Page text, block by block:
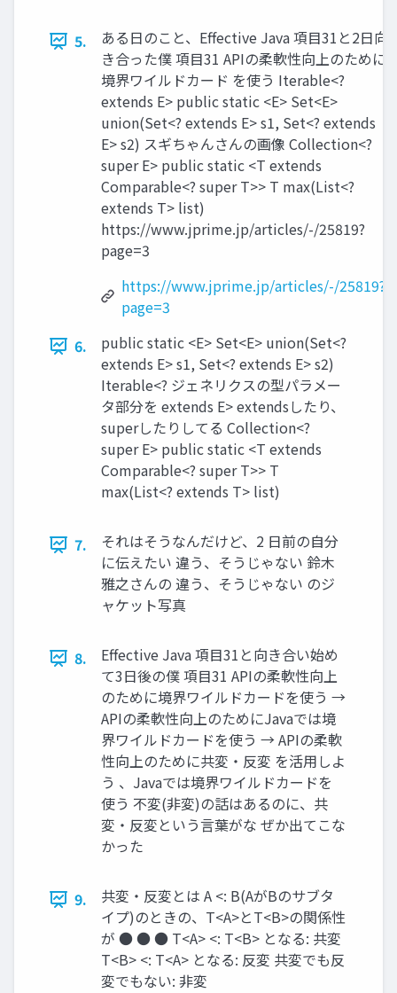
5.
ある日のこと、Effective Java 項目31と2日向
き合った僕 項目31 APIの柔軟性向上のために
境界ワイルドカード を使う Iterable<?
extends E> public static <E> Set<E>
union(Set<? extends E> s1, Set<? extends
E> s2) スギちゃんさんの画像 Collection<?
super E> public static <T extends
Comparable<? super T>> T max(List<?
extends T> list)
https://www.jprime.jp/articles/-/25819?
page=3
https://www.jprime.jp/articles/-/25819?
page=3
6.
public static <E> Set<E> union(Set<?
extends E> s1, Set<? extends E> s2)
Iterable<? ジェネリクスの型パラメー
タ部分を extends E> extendsしたり、
superしたりしてる Collection<?
super E> public static <T extends
Comparable<? super T>> T
max(List<? extends T> list)
7.
それはそうなんだけど、2 日前の自分
に伝えたい 違う、そうじゃない 鈴木
雅之さんの 違う、そうじゃない のジ
ャケット写真
8.
Effective Java 項目31と向き合い始め
て3日後の僕 項目31 APIの柔軟性向上
のために境界ワイルドカードを使う →
APIの柔軟性向上のためにJavaでは境
界ワイルドカードを使う → APIの柔軟
性向上のために共変・反変 を活用しよ
う 、Javaでは境界ワイルドカードを
使う 不変(非変)の話はあるのに、共
変・反変という言葉がな ぜか出てこな
かった
9.
共変・反変とは A <: B(AがBのサブタ
イプ)のときの、T<A>とT<B>の関係性
が ● ● ● T<A> <: T<B> となる: 共変
T<B> <: T<A> となる: 反変 共変でも反
変でもない: 非変